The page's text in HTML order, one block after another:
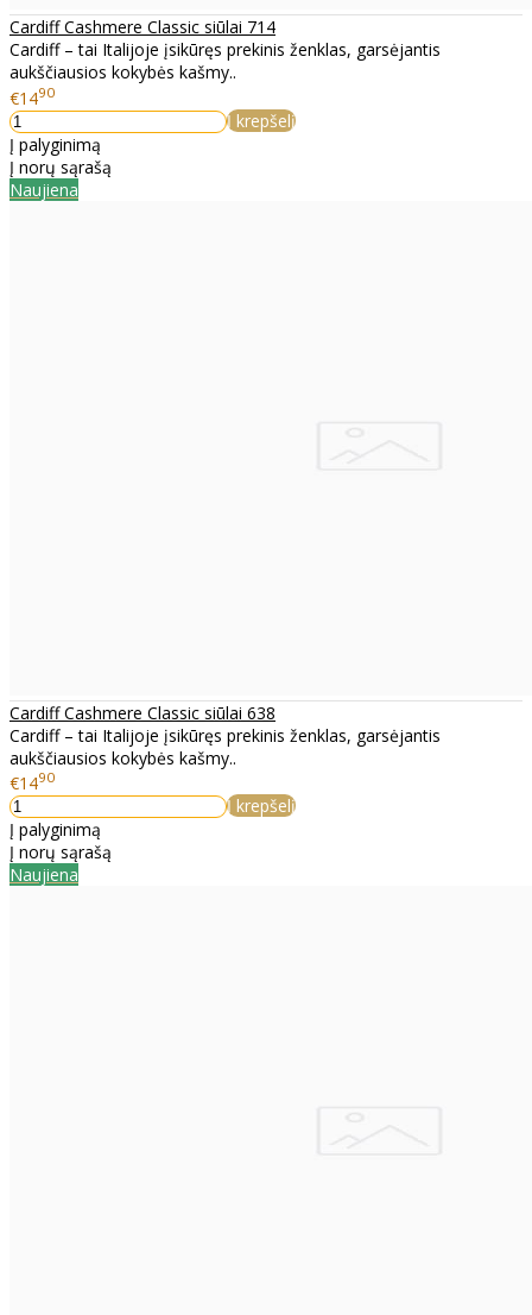
Cardiff Cashmere Classic siūlai 714
Cardiff – tai Italijoje įsikūręs prekinis ženklas, garsėjantis
aukščiausios kokybės kašmy..
€1490
Į krepšelį
Į palyginimą
Į norų sąrašą
Naujiena
Cardiff Cashmere Classic siūlai 638
Cardiff – tai Italijoje įsikūręs prekinis ženklas, garsėjantis
aukščiausios kokybės kašmy..
€1490
Į krepšelį
Į palyginimą
Į norų sąrašą
Naujiena